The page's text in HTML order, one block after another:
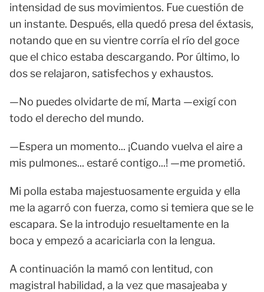
intensidad de sus movimientos. Fue cuestión de
un instante. Después, ella quedó presa del éxtasis,
notando que en su vientre corría el río del goce
que el chico estaba descargando. Por último, lo
dos se relajaron, satisfechos y exhaustos.
—No puedes olvidarte de mí, Marta —exigí con
todo el derecho del mundo.
—Espera un momento... ¡Cuando vuelva el aire a
mis pulmones... estaré contigo...! —me prometió.
Mi polla estaba majestuosamente erguida y ella
me la agarró con fuerza, como si temiera que se le
escapara. Se la introdujo resueltamente en la
boca y empezó a acariciarla con la lengua.
A continuación la mamó con lentitud, con
magistral habilidad, a la vez que masajeaba y